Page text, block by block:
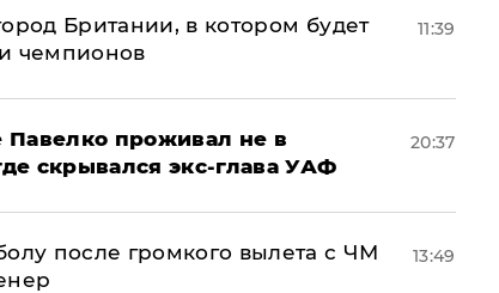
Британии, в котором будет
чемпионов
11:39
проживал не в
скрывался экс-глава УАФ
20:37
после громкого вылета с ЧМ
13:49